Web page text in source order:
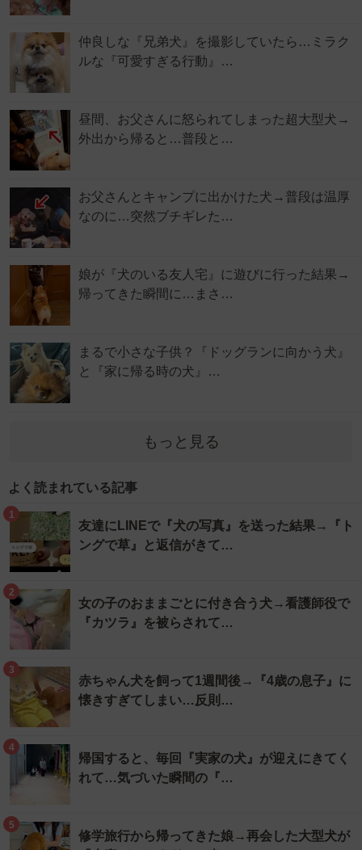
仲良しな『兄弟犬』を撮影していたら…ミラク
ルな『可愛すぎる行動』…
昼間、お父さんに怒られてしまった超大型犬→
外出から帰ると…普段と…
お父さんとキャンプに出かけた犬→普段は温厚
なのに…突然ブチギレた…
娘が『犬のいる友人宅』に遊びに行った結果→
帰ってきた瞬間に…まさ…
まるで小さな子供？『ドッグランに向かう犬』
と『家に帰る時の犬』…
もっと見る
よく読まれている記事
1
友達にLINEで『犬の写真』を送った結果→『ト
ングで草』と返信がきて…
2
女の子のおままごとに付き合う犬→看護師役で
『カツラ』を被らされて…
3
赤ちゃん犬を飼って1週間後→『4歳の息子』に
懐きすぎてしまい…反則…
4
帰国すると、毎回『実家の犬』が迎えにきてく
れて…気づいた瞬間の『…
5
修学旅行から帰ってきた娘→再会した大型犬が